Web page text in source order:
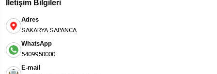
İletişim Bilgileri
Adres
SAKARYA SAPANCA
WhatsApp
5409950000
E-mail